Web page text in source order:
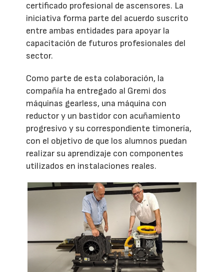
certificado profesional de ascensores. La
iniciativa forma parte del acuerdo suscrito
entre ambas entidades para apoyar la
capacitación de futuros profesionales del
sector.
Como parte de esta colaboración, la
compañía ha entregado al Gremi dos
máquinas gearless, una máquina con
reductor y un bastidor con acuñamiento
progresivo y su correspondiente timonería,
con el objetivo de que los alumnos puedan
realizar su aprendizaje con componentes
utilizados en instalaciones reales.